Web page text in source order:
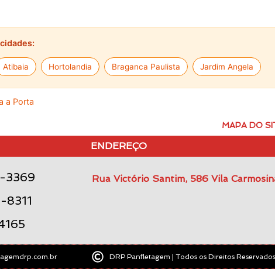
Atibaia Hortolandia Braganca Paulista Jardim Angela
a Porta
MAPA DO
ENDEREÇO
3369
8311
Rua Victório Santim, 586 Vila
DRP Panfletagem | Todos os Direitos